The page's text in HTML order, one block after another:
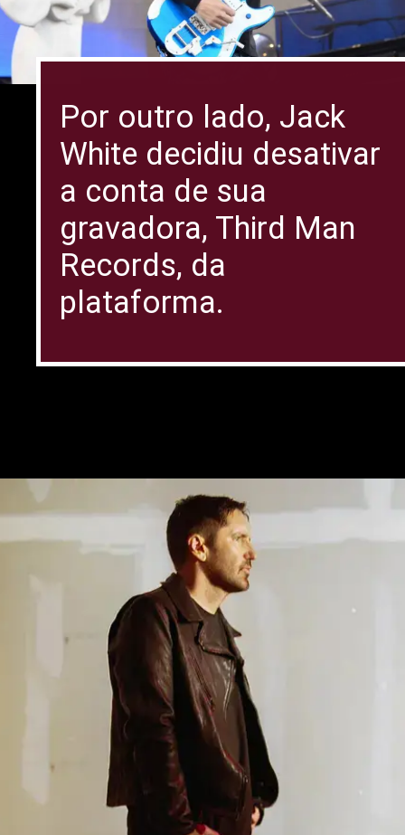
Por outro lado, Jack
White decidiu desativar
a conta de sua
gravadora, Third Man
Records, da
plataforma.